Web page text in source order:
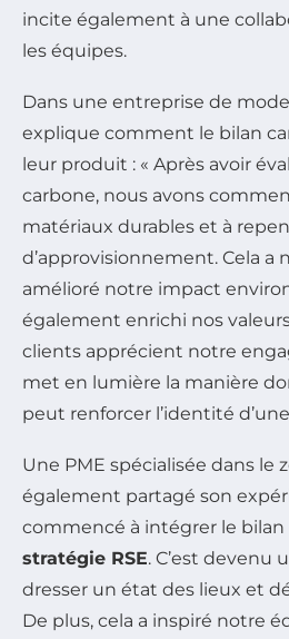
incite également à une
les équipes.
Dans une entreprise de
explique comment le bilan
leur produit : « Après avoir
carbone, nous avons
matériaux durables et à
d’approvisionnement. Cela a
amélioré notre impact
également enrichi nos
clients apprécient notre
met en lumière la manière
peut renforcer l’identité
Une PME spécialisée dans le
également partagé son
commencé à intégrer le
stratégie RSE. C’est devenu
dresser un état des lieux et
De plus, cela a inspiré notre